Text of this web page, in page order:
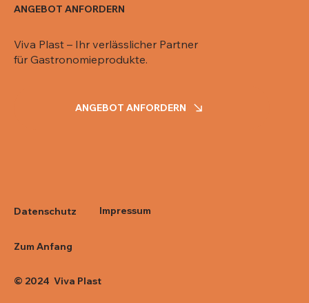
ANGEBOT ANFORDERN
Viva Plast – Ihr verlässlicher Partner
für Gastronomieprodukte.
ANGEBOT ANFORDERN
Datenschutz
Zum Anfang
© 2024 Viva Plast
Impressum